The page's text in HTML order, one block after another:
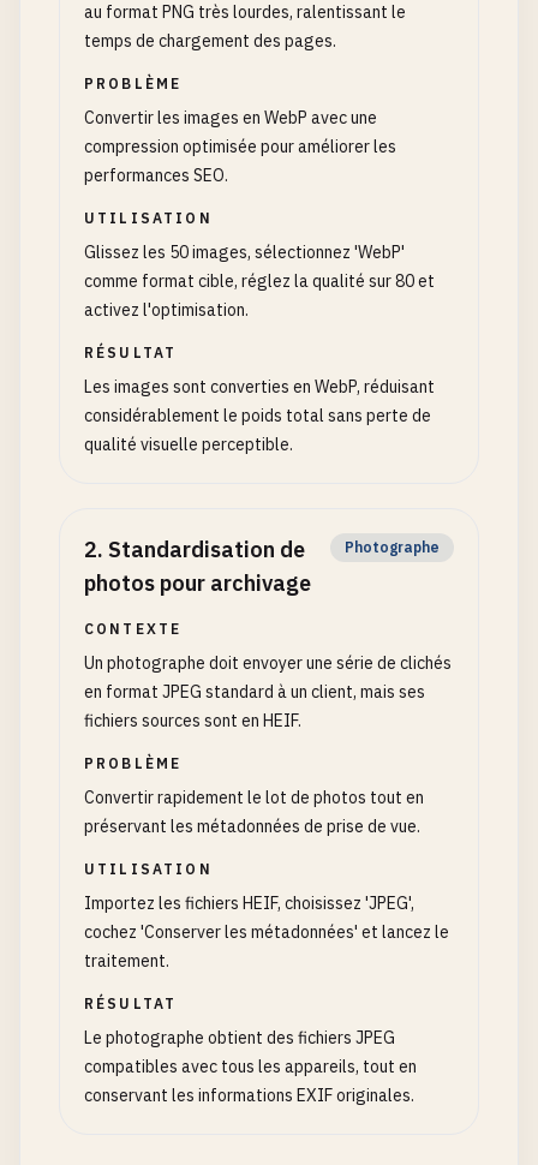
au format PNG très lourdes, ralentissant le
temps de chargement des pages.
PROBLÈME
Convertir les images en WebP avec une
compression optimisée pour améliorer les
performances SEO.
UTILISATION
Glissez les 50 images, sélectionnez 'WebP'
comme format cible, réglez la qualité sur 80 et
activez l'optimisation.
RÉSULTAT
Les images sont converties en WebP, réduisant
considérablement le poids total sans perte de
qualité visuelle perceptible.
2. Standardisation de
photos pour archivage
Photographe
CONTEXTE
Un photographe doit envoyer une série de clichés
en format JPEG standard à un client, mais ses
fichiers sources sont en HEIF.
PROBLÈME
Convertir rapidement le lot de photos tout en
préservant les métadonnées de prise de vue.
UTILISATION
Importez les fichiers HEIF, choisissez 'JPEG',
cochez 'Conserver les métadonnées' et lancez le
traitement.
RÉSULTAT
Le photographe obtient des fichiers JPEG
compatibles avec tous les appareils, tout en
conservant les informations EXIF originales.